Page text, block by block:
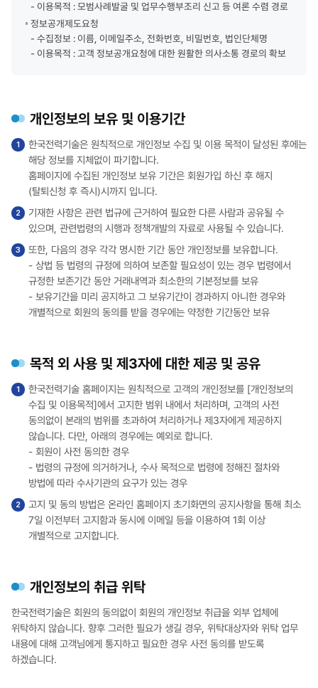
- 이용목적 : 모범사례발굴 및 업무수행부조리 신고 등 여론 수렴 경로
정보공개제도요청
- 수집정보 : 이름, 이메일주소, 전화번호, 비밀번호, 법인단체명
- 이용목적 : 고객 정보공개요청에 대한 원활한 의사소통 경로의 확보
개인정보의 보유 및 이용기간
한국전력기술은 원칙적으로 개인정보 수집 및 이용 목적이 달성된 후에는
해당 정보를 지체없이 파기합니다.
홈페이지에 수집된 개인정보 보유 기간은 회원가입 하신 후 해지
(탈퇴신청 후 즉시)시까지 입니다.
기재한 사항은 관련 법규에 근거하여 필요한 다른 사람과 공유될 수
있으며, 관련법령의 시행과 정책개발의 자료로 사용될 수 있습니다.
또한, 다음의 경우 각각 명시한 기간 동안 개인정보를 보유합니다.
- 상법 등 법령의 규정에 의하여 보존할 필요성이 있는 경우 법령에서
규정한 보존기간 동안 거래내역과 최소한의 기본정보를 보유
- 보유기간을 미리 공지하고 그 보유기간이 경과하지 아니한 경우와
개별적으로 회원의 동의를 받을 경우에는 약정한 기간동안 보유
목적 외 사용 및 제3자에 대한 제공 및 공유
한국전력기술 홈페이지는 원칙적으로 고객의 개인정보를 [개인정보의
수집 및 이용목적]에서 고지한 범위 내에서 처리하며, 고객의 사전
동의없이 본래의 범위를 초과하여 처리하거나 제3자에게 제공하지
않습니다. 다만, 아래의 경우에는 예외로 합니다.
- 회원이 사전 동의한 경우
- 법령의 규정에 의거하거나, 수사 목적으로 법령에 정해진 절차와
방법에 따라 수사기관의 요구가 있는 경우
고지 및 동의 방법은 온라인 홈페이지 초기화면의 공지사항을 통해 최소
7일 이전부터 고지함과 동시에 이메일 등을 이용하여 1회 이상
개별적으로 고지합니다.
개인정보의 취급 위탁
한국전력기술은 회원의 동의없이 회원의 개인정보 취급을 외부 업체에
위탁하지 않습니다. 향후 그러한 필요가 생길 경우, 위탁대상자와 위탁 업무
내용에 대해 고객님에게 통지하고 필요한 경우 사전 동의를 받도록
하겠습니다.